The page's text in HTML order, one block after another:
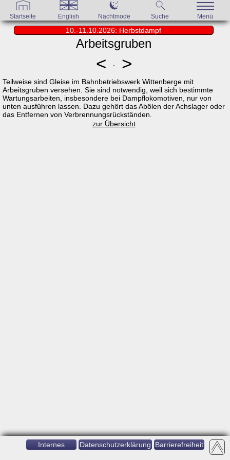
Startseite English Nachtmode Suche Menü
10.-11.10.2026: Herbstdampf
Arbeitsgruben
< >
Teilweise sind Gleise im Bahnbetriebswerk Wittenberge mit
Arbeitsgruben versehen. Sie sind notwendig, weil sich bestimmte
Wartungsarbeiten, insbesondere bei Dampflokomotiven, nur von
unten ausführen lassen. Dazu gehört das Abölen der Achslager oder
das Entfernen von Verbrennungsrückständen.
zur Übersicht
Internes Datenschutzerklärung Barrierefreiheit